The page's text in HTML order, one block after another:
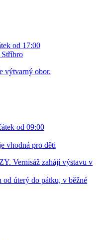
od 17:00
Stříbro
výtvarný obor.
od 09:00
vhodná pro děti
Vernisáž zahájí výstavu v
úterý do pátku, v běžné